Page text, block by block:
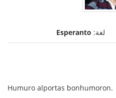
لغة: Esperanto
Humuro alportas bonhumoron.